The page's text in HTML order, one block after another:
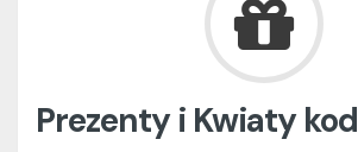
Prezenty i Kwiaty kod